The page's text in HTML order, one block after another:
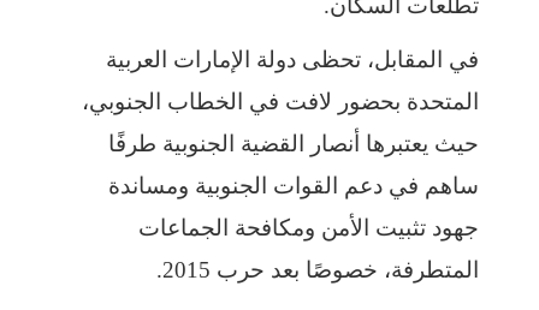
تطلعات السكان.
في المقابل، تحظى دولة الإمارات العربية
المتحدة بحضور لافت في الخطاب الجنوبي،
حيث يعتبرها أنصار القضية الجنوبية طرفًا
ساهم في دعم القوات الجنوبية ومساندة
جهود تثبيت الأمن ومكافحة الجماعات
المتطرفة، خصوصًا بعد حرب 2015.